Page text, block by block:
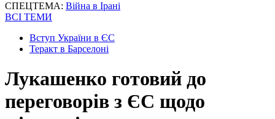
СПЕЦТЕМА: Війна в Ірані
ВСІ ТЕМИ
Вступ України в ЄС
Теракт в Барселоні
Лукашенко готовий до
переговорів з ЄС щодо